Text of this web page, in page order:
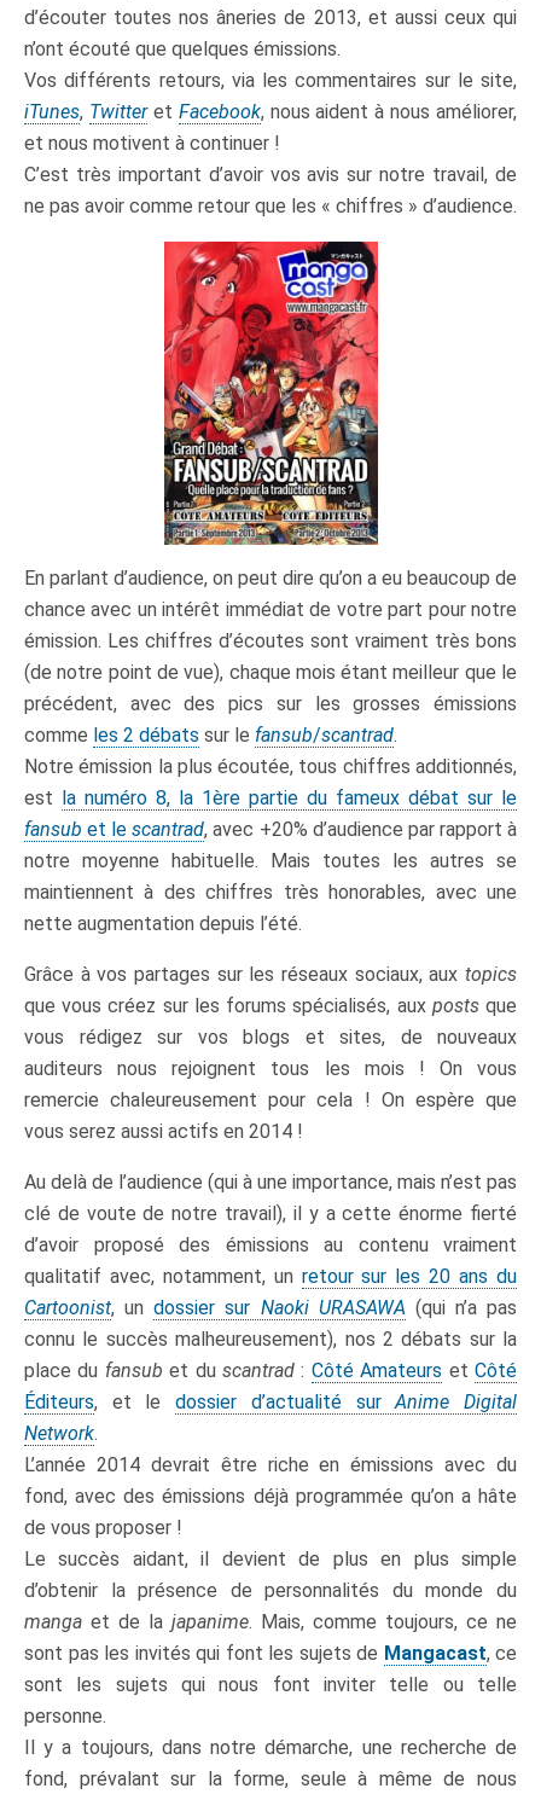
d’écouter toutes nos âneries de 2013, et aussi ceux qui
n’ont écouté que quelques émissions.
Vos différents retours, via les commentaires sur le site,
iTunes, Twitteret Facebook, nous aident à nous améliorer,
et nous motivent à continuer !
C’est très important d’avoir vos avis sur notre travail, de
ne pas avoir comme retour que les « chiffres » d’audience.
En parlant d’audience, on peut dire qu’on a eu beaucoup de
chance avec un intérêt immédiat de votre part pour notre
émission. Les chiffres d’écoutes sont vraiment très bons
(de notre point de vue), chaque mois étant meilleur que le
précédent, avec des pics sur les grosses émissions
comme les 2 débats sur le fansub/scantrad.
Notre émission la plus écoutée, tous chiffres additionnés,
est la numéro 8, la 1ère partie du fameux débat sur le
fansub et lescantrad, avec +20% d’audience par rapport à
notre moyenne habituelle. Mais toutes les autres se
maintiennent à des chiffres très honorables, avec une
nette augmentation depuis l’été.
Grâce à vos partages sur les réseaux sociaux, aux topics
que vous créez sur les forums spécialisés, aux postsque
vous rédigez sur vos blogs et sites, de nouveaux
auditeurs nous rejoignent tous les mois ! On vous
remercie chaleureusement pour cela ! On espère que
vous serez aussi actifs en 2014 !
Au delà de l’audience (qui à une importance, mais n’est pas
clé de voute de notre travail), il y a cette énorme fierté
d’avoir proposé des émissions au contenu vraiment
qualitatif avec, notamment, un retour sur les 20 ans du
Cartoonist, undossier sur Naoki URASAWA (qui n’a pas
connu le succès malheureusement), nos 2 débats sur la
place du fansub et duscantrad : Côté Amateurs etCôté
Éditeurs, et ledossier d’actualité surAnime Digital
Network.
L’année 2014 devrait être riche en émissions avec du
fond, avec des émissions déjà programmée qu’on a hâte
de vous proposer !
Le succès aidant, il devient de plus en plus simple
d’obtenir la présence de personnalités du monde du
manga et de la japanime. Mais, comme toujours, ce ne
sont pas les invités qui font les sujets de Mangacast, ce
sont les sujets qui nous font inviter telle ou telle
personne.
Il y a toujours, dans notre démarche, une recherche de
fond, prévalant sur la forme, seule à même de nous